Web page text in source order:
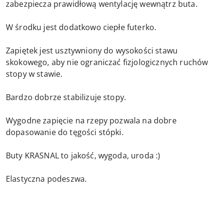
zabezpiecza prawidłową wentylację wewnątrz buta.
W środku jest dodatkowo ciepłe futerko.
Zapiętek jest usztywniony do wysokości stawu
skokowego, aby nie ograniczać fizjologicznych ruchów
stopy w stawie.
Bardzo dobrze stabilizuje stopy.
Wygodne zapięcie na rzepy pozwala na dobre
dopasowanie do tęgości stópki.
Buty KRASNAL to jakość, wygoda, uroda :)
Elastyczna podeszwa.